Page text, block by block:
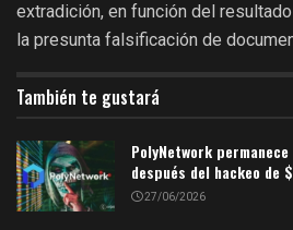
extradición, en función del
la presunta falsificación de
También te gustará
PolyNetwork
después del hackeo de
27/06/2026